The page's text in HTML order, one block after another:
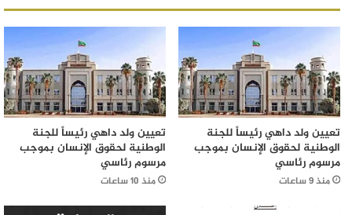
تعيين ولد داهي رئيساً للجنة
الوطنية لحقوق الإنسان بموجب
مرسوم رئاسي
منذ 9 ساعات
تعيين ولد داهي رئيساً للجنة
الوطنية لحقوق الإنسان بموجب
مرسوم رئاسي
منذ 10 ساعات